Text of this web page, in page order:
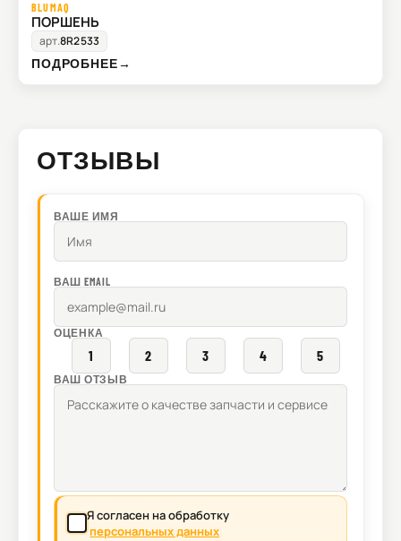
BLUMAQ
ПОРШЕНЬ
арт.8R2533
ПОДРОБНЕЕ→
ОТЗЫВЫ
ВАШЕ ИМЯ
ВАШ EMAIL
ОЦЕНКА
1 2 3 4 5
ВАШ ОТЗЫВ
Я согласен на обработку
персональных данных